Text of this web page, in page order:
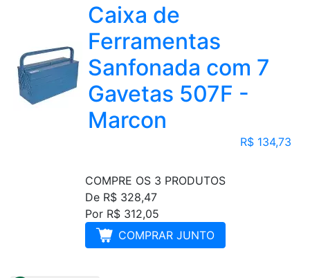
Caixa de
Ferramentas
Sanfonada com 7
Gavetas 507F -
Marcon
R$ 134,73
COMPRE OS 3 PRODUTOS
De R$ 328,47
Por R$ 312,05
COMPRAR JUNTO